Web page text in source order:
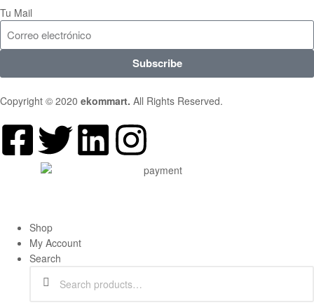
Tu Mail
Subscribe
Copyright © 2020 ekommart. All Rights Reserved.
Shop
My Account
Search